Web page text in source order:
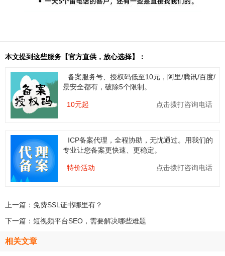
本文提到这些服务【官方直供，放心选择】：
备案服务号、授权码低至10元，阿里/腾讯/百度/
景安全都有，破除5个限制。
10元起 点击拨打咨询电话
ICP备案代理，全程协助，无忧通过。用我们的
专业让您备案更快速、更稳定。
特价活动 点击拨打咨询电话
上一篇： 免费SSL证书哪里有？
下一篇： 短视频平台SEO，需要解决哪些难题
相关文章